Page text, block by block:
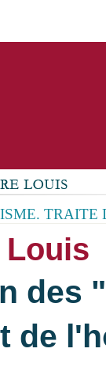
TRAITE
Louis
des
de